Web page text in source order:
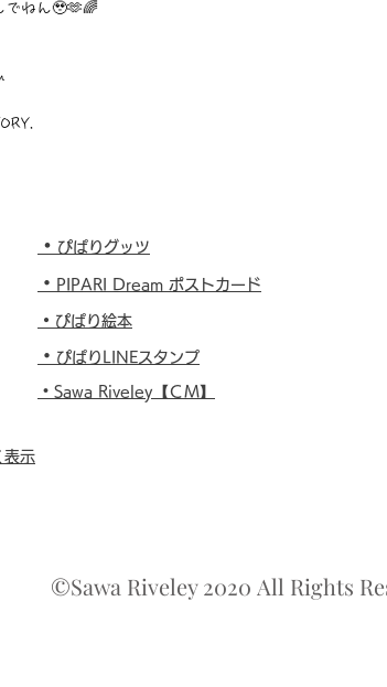
でねん🥹🫶🌈
表示
・ ぴぱりグッツ
・ PIPARI Dream ポストカード
・ ぴぱり絵本
・ ぴぱりLINEスタンプ
​・ Sawa Riveley【ＣＭ】
©Sawa Riveley 2020 All Rights